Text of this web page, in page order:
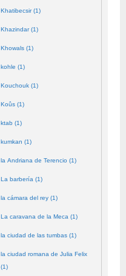
Khatibecsir (1)
Khazindar (1)
Khowals (1)
kohle (1)
Kouchouk (1)
Koûs (1)
ktab (1)
kumkan (1)
la Andriana de Terencio (1)
La barbería (1)
la cámara del rey (1)
La caravana de la Meca (1)
la ciudad de las tumbas (1)
la ciudad romana de Julia Felix
(1)